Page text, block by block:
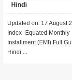
August 2025 📑
Monthly
Full Guide in